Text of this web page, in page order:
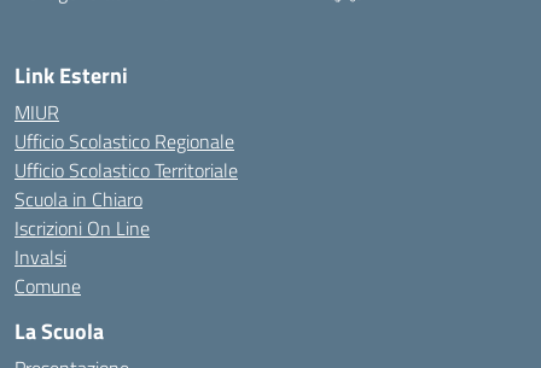
Link Esterni
MIUR
Ufficio Scolastico Regionale
Ufficio Scolastico Territoriale
Scuola in Chiaro
Iscrizioni On Line
Invalsi
Comune
La Scuola